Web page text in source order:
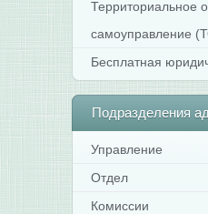
Территориальное
самоуправление
Бесплатная
Подразделения
Управление
Отдел
Комиссии